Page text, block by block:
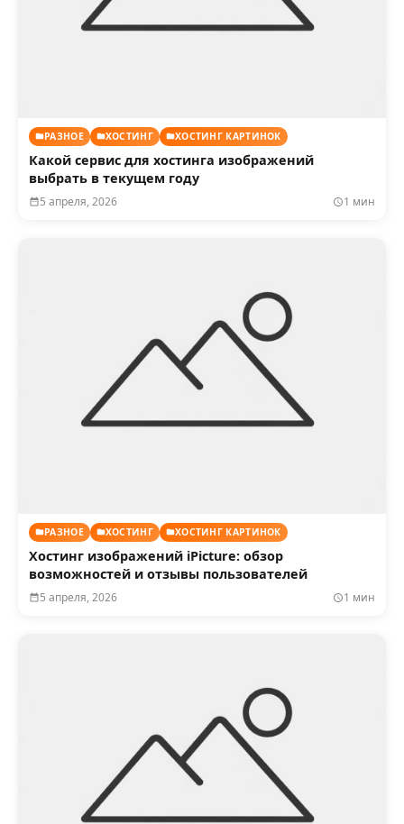
РАЗНОЕ ХОСТИНГ ХОСТИНГ КАРТИНОК
Какой сервис для хостинга изображений
выбрать в текущем году
5 апреля, 2026 1 мин
РАЗНОЕ ХОСТИНГ ХОСТИНГ КАРТИНОК
Хостинг изображений iPicture: обзор
возможностей и отзывы пользователей
5 апреля, 2026 1 мин